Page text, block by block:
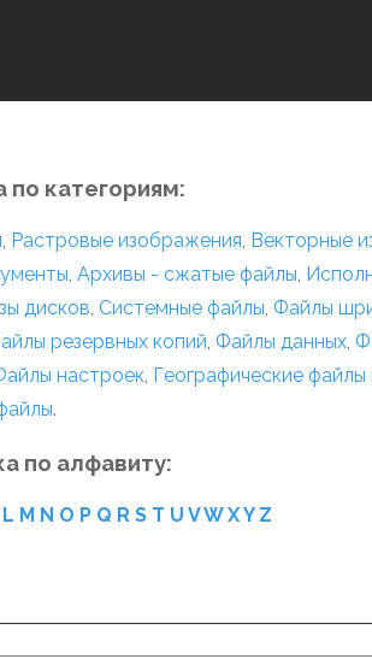
по категориям:
, Растровые изображения, Векторные
, Архивы - сжатые файлы,
дисков, Системные файлы, Файлы
резервных копий, Файлы данных,
настроек, Географические файлы
.
по алфавиту:
L M N O P Q R S T U VW XY Z